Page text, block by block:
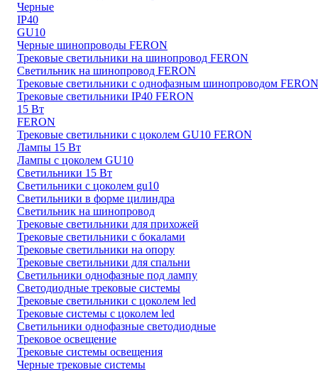
Черные
IP40
GU10
Черные шинопроводы FERON
Трековые светильники на шинопровод FERON
Светильник на шинопровод FERON
Трековые светильники с однофазным шинопроводом FERON
Трековые светильники IP40 FERON
15 Вт
FERON
Трековые светильники с цоколем GU10 FERON
Лампы 15 Вт
Лампы с цоколем GU10
Светильники 15 Вт
Светильники с цоколем gu10
Светильники в форме цилиндра
Светильник на шинопровод
Трековые светильники для прихожей
Трековые светильники с бокалами
Трековые светильники на опору
Трековые светильники для спальни
Светильники однофазные под лампу
Светодиодные трековые системы
Трековые светильники с цоколем led
Трековые системы с цоколем led
Светильники однофазные светодиодные
Трековое освещение
Трековые системы освещения
Черные трековые системы